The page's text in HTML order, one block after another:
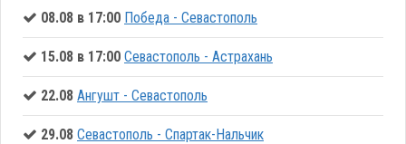
08.08 в 17:00 Победа - Севастополь
15.08 в 17:00 Севастополь - Астрахань
22.08 Ангушт - Севастополь
29.08 Севастополь - Спартак-Нальчик